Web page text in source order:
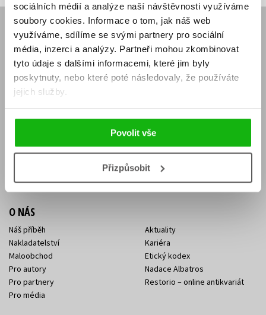
sociálních médií a analýze naší návštěvnosti využíváme
soubory cookies. Informace o tom, jak náš web
využíváme, sdílíme se svými partnery pro sociální
média, inzerci a analýzy. Partneři mohou zkombinovat
tyto údaje s dalšími informacemi, které jim byly
poskytnuty, nebo které poté následovaly, že používáte
jejich služby.
Povolit vše
Přizpůsobit
E-SHOP
Aktuality
Naši autoři
Obchodní podmínky
Jak nakoupit
Knižní novinky
Dárkové poukazy
Affiliate program
KONTAKTY
Sídlo společnosti
Kontakty Albatros Media
O NÁS
Náš příběh
Nakladatelství
Maloobchod
Pro autory
Pro partnery
Pro média
Aktuality
Kariéra
Etický kodex
Nadace Albatros
Restorio – online antikvariát